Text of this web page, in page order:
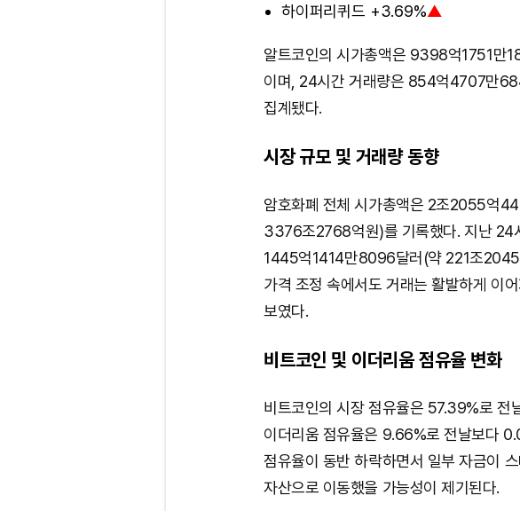
하이퍼리퀴드 +3.69%▲
알트코인의 시가총액은 9398억1751
이며, 24시간 거래량은 854억4707만
집계됐다.
시장 규모 및 거래량 동향
암호화폐 전체 시가총액은 2조2055억
3376조2768억원)를 기록했다. 지난 24
1445억1414만8096달러(약 221조2045
가격 조정 속에서도 거래는 활발하게 이
보였다.
비트코인 및 이더리움 점유율 변화
비트코인의 시장 점유율은 57.39%로 전
이더리움 점유율은 9.66%로 전날보다
점유율이 동반 하락하면서 일부 자금이
자산으로 이동했을 가능성이 제기된다.